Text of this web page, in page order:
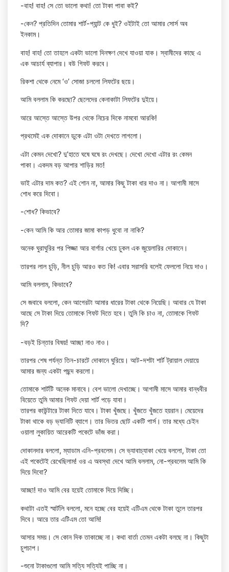
HOME
-বাহ! বাহ! সে তো ভালো কথা! তো টাকা পাবা কই?
-কেন? প্রতিদিন তোমার শার্ট-প্যান্ট কে ধুই? ওইটাই তো আমার সোর্স অব
ইনকাম।
বাহ! বাহ! তো তাহলে একটা ভালো দিনক্ষণ দেখে যাওয়া যাক। স্বামীদের কাছে এ
এক আচার্য ব্যাপার। বউ গিফট করবে।
রিকশা থেকে নেমে ‘ও’ সোজা চললো লিফটের ছয়ে।
আমি বললাম কি করছো? ছেলেদের কেনাকাটা লিফটের দুইয়ে।
আরে আস্তে আস্তে উপর থেকে নিচের দিকে নামবো আরকি!
প্রথমেই এক দোকানে ডুকে এটা ওটা দেখতে লাগলো।
এটা কেমন দেখো? দু’হাতে ঘষে ঘষে রং দেখছে। দেখো দেখো এটার রং কেমন
পাকা। একদম বড় আপার শাড়ির মত!
ভাই এটার দাম কত? এই শোন না, আমার কিছু টাকা ধার দাও না। আগামী মাসে
শোধ করে দিবো।
-শোধ? কিভাবে?
-কেন আমি কি আর তোমার জামা কাপড় ধুবো না নাকি?
অনেক ঘুরাঘুরির পর পিজ্জা আর বার্গার খেয়ে ঢুকল এক জুয়েলারির দোকানে।
তারপর লাল চুড়ি, নীল চুড়ি আরও কত কি! এবার সরাসরি বলেই ফেললো নিয়ে দাও।
আমি বললাম, কিভাবে?
সে জবাবে বললো, কেন আগেরটা আমার ধারের টাকা থেকে নিয়েছি। আবার যে টাকা
আছে সে টাকা দিয়ে তোমাকে গিফট দিতে হবে। তুমি কি চাও না, তোমাকে গিফট
দি?
-বড়ই চিন্তার বিষয়! আচ্ছা নাও নাও।
তারপর শেষ পর্যন্ত তিন-চারটে দোকানে ঘুরিয়ে। আট-দশটা শার্ট ট্রায়াল দেয়ায়ে
আমার জন্য একটা পছন্দ করলো।
তোমাকে শার্টটি অনেক মানাবে। বেশ ভালো দেখাচ্ছে। আগামী মাসে আমার বান্ধবীর
বিয়েতে তুমি আমার গিফট দেয়া শার্ট পড়ে যাবা।
তারপর কাউন্টারে টাকা দিতে যাবে। টাকা খুঁজছে। খুঁজতে খুঁজতে হয়রান। মেয়েদের
টাকা থাকে বড় ভ্যানিটি ব্যাগে। তার ভিতর ছোট একটি পার্স। তার মধ্যে চেইন
ওয়ালা লুকায়িত আরেকটি পকেটে ভাঁজ করা।
দোকানদার বললো, ম্যাডাম এনি-প্রবলেম। সে ভ্যাবাচ্যাকা খেয়ে বললো, টাকা তো
এই পকেটেই রেখেছিলাম! ওর এ অবস্থা দেখে আমি বললাম, নো-প্রবলেম আমি কি
দিয়ে দিবো?
আচ্ছা! দাও আমি বের হয়েই তোমাকে দিয়ে দিচ্ছি।
কথাটা এতই স্মার্টলি বললো, মনে হচ্ছে বের হয়েই এটিএম থেকে টাকা তুলে তারপর
দিবে। আরে তার এটিএম তো আমি!
আসার সময়। সে কোন দিক তাকাচ্ছে না। কথা বার্তা তেমন একটা বলছে না। কিছুটা
চুপচাপ।
-শুনো টাকাগুলো আমি সত্যি সত্যিই পাচ্ছি না।